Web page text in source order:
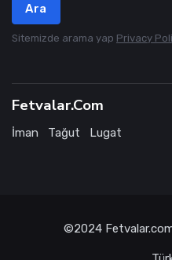
Ara
Sitemizde arama yap Privacy
Fetvalar.Com
İman Tağut Lugat
©2024